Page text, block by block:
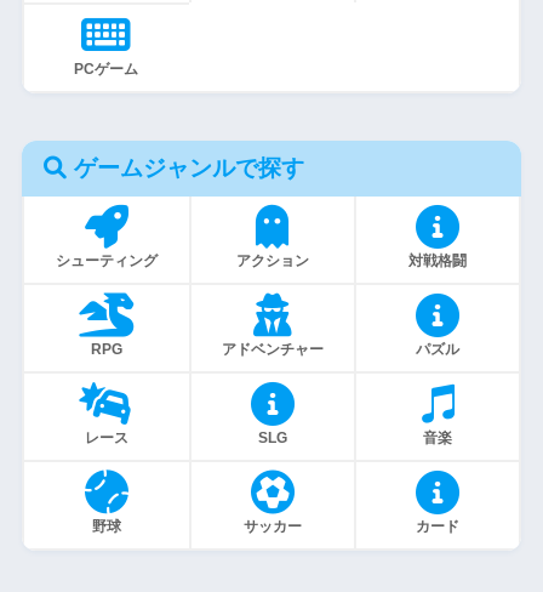
PCゲーム
ゲームジャンルで探す
シューティング アクション 対戦格闘
RPG アドベンチャー パズル
レース SLG 音楽
野球 サッカー カード